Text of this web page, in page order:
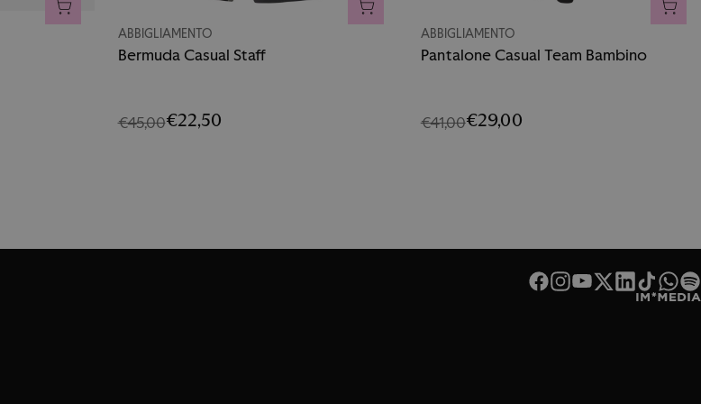
AGGIUNGI AL CARRELLO
AGGIUNGI AL CARRELLO
ABBIGLIAMENTO
Bermuda Casual Staff
€45,00€22,50
ABBIGLIAMENTO
Pantalone Casual Team Bambino
€41,00€29,00